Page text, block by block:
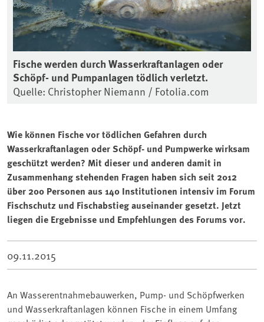
Fische werden durch Wasserkraftanlagen oder
Schöpf- und Pumpanlagen tödlich verletzt.
Quelle: Christopher Niemann / Fotolia.com
Wie können Fische vor tödlichen Gefahren durch
Wasserkraftanlagen oder Schöpf- und Pumpwerke wirksam
geschützt werden? Mit dieser und anderen damit in
Zusammenhang stehenden Fragen haben sich seit 2012
über 200 Personen aus 140 Institutionen intensiv im Forum
Fischschutz und Fischabstieg auseinander gesetzt. Jetzt
liegen die Ergebnisse und Empfehlungen des Forums vor.
09.11.2015
An Wasserentnahmebauwerken, Pump- und Schöpfwerken
und Wasserkraftanlagen können Fische in einem Umfang